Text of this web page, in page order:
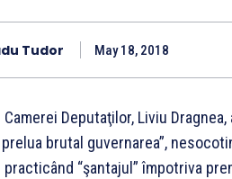
Tudor May 18, 2018
Deputaţilor, Liviu
prelua brutal guvernarea”,
“şantajul” împotriva